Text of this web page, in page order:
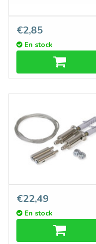
Plaque de raccordement
Type `T` Aluminium massif
€2,85
En stock
Système de suspension par
câble d'acier
€22,49
En stock